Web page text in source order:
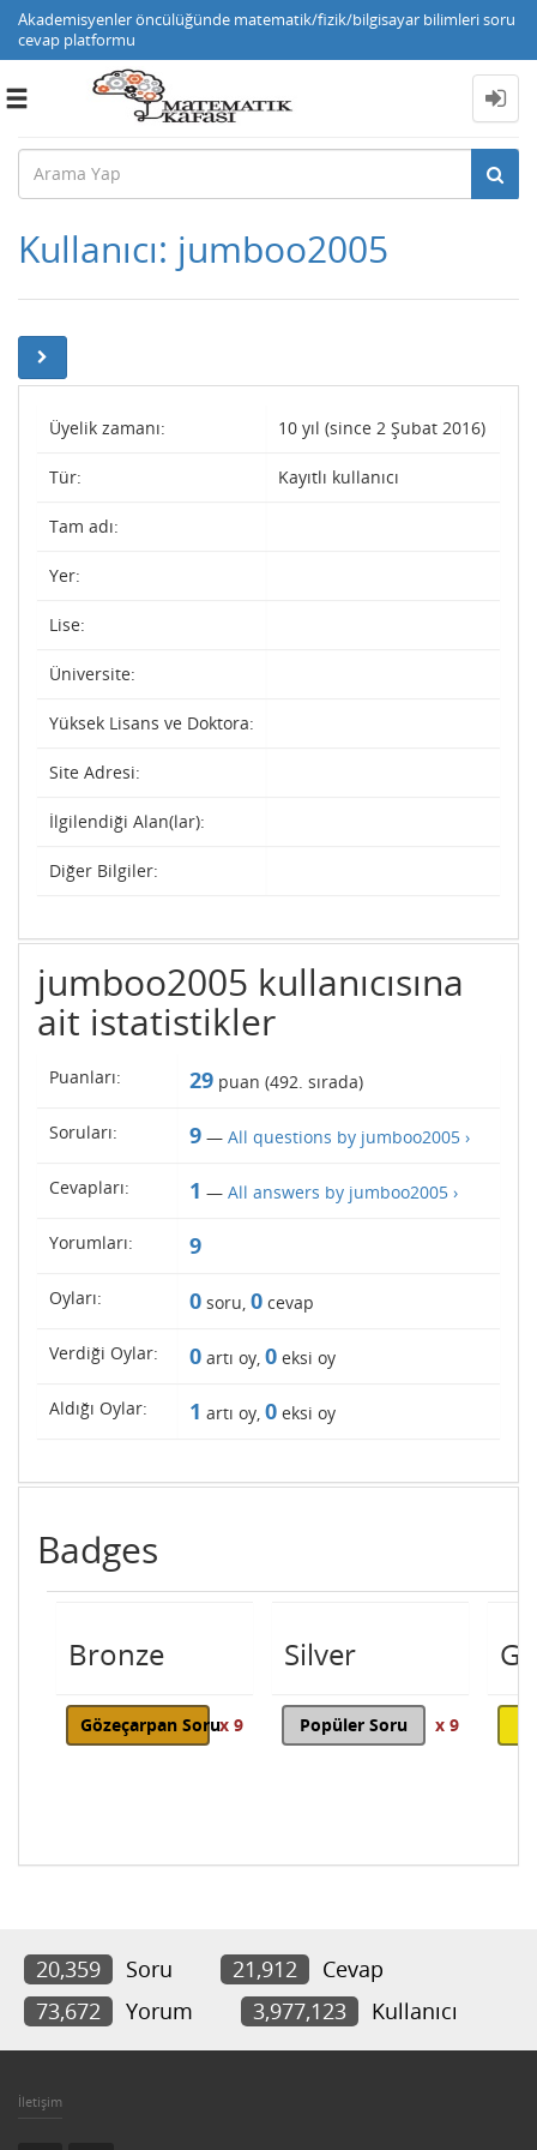
Akademisyenler öncülüğünde matematik/fizik/bilgisayar bilimleri soru
cevap platformu
Toggle
Kullanıcı: jumboo2005
Üyelik zamanı: 10 yıl (since 2 Şubat 2016)
Tür: Kayıtlı kullanıcı
Tam adı:
Yer:
Lise:
Üniversite:
Yüksek Lisans ve Doktora:
Site Adresi:
İlgilendiği Alan(lar):
Diğer Bilgiler:
jumboo2005 kullanıcısına
ait istatistikler
Puanları: 29 puan (492. sırada)
Soruları: 9 — All questions by jumboo2005 ›
Cevapları: 1 — All answers by jumboo2005 ›
Yorumları: 9
Oyları: 0 soru, 0 cevap
Verdiği Oylar: 0 artı oy, 0 eksi oy
Aldığı Oylar: 1 artı oy, 0 eksi oy
Badges
Bronze
Gözeçarpan Sorux 9
Silver
Popüler Soru x 9
20,359 Soru 21,912
Cevap
73,672
Yorum 3,977,123 Kullanıcı
İletişim